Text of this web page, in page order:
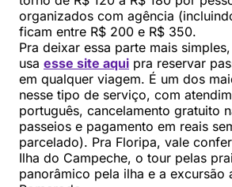
organizados com agência
ficam entre R$ 200 e R$ 350.
Pra deixar essa parte mais
usa esse site aqui pra reservar
em qualquer viagem. É um dos
nesse tipo de serviço, com
português, cancelamento gratuito
passeios e pagamento em reais
parcelado). Pra Floripa, vale
Ilha do Campeche, o tour pelas
panorâmico pela ilha e a excursão